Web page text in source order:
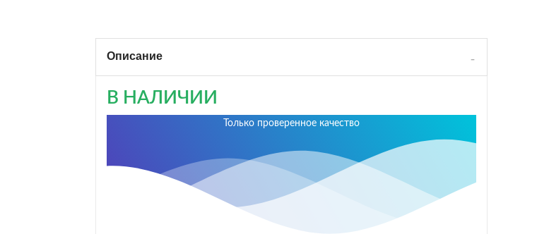
Описание
В НАЛИЧИИ
Только проверенное качество